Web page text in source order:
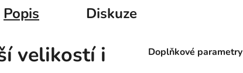
Popis Diskuze
velikostí i
Doplňkové parametry